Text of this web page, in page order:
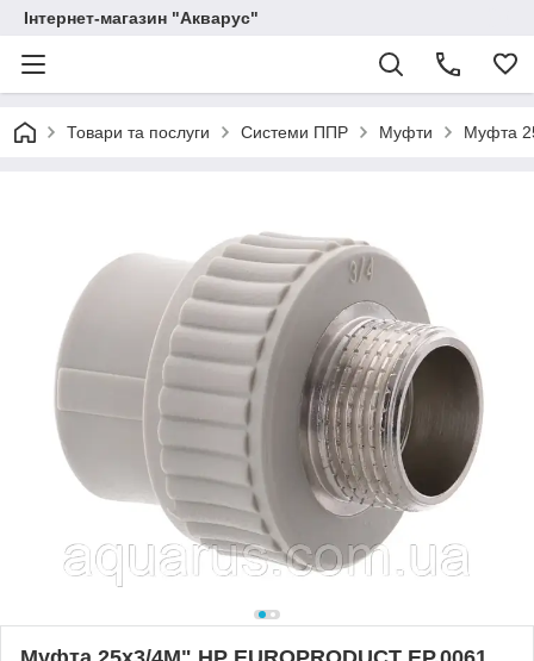
Інтернет-магазин "Акварус"
Товари та послуги Системи ППР Муфти Муфта